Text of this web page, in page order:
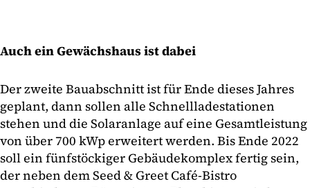
Auch ein Gewächshaus ist dabei
Der zweite Bauabschnitt ist für Ende dieses Jahres
geplant, dann sollen alle Schnellladestationen
stehen und die Solaranlage auf eine Gesamtleistung
von über 700 kWp erweitert werden. Bis Ende 2022
soll ein fünfstöckiger Gebäudekomplex fertig sein,
der neben dem Seed & Greet Café-Bistro